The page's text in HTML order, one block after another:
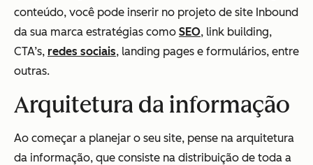
conteúdo, você pode inserir no projeto de site Inbound
da sua marca estratégias como SEO, link building,
CTA’s, redes sociais, landing pages e formulários, entre
outras.
Arquitetura da informação
Ao começar a planejar o seu site, pense na arquitetura
da informação, que consiste na distribuição de toda a